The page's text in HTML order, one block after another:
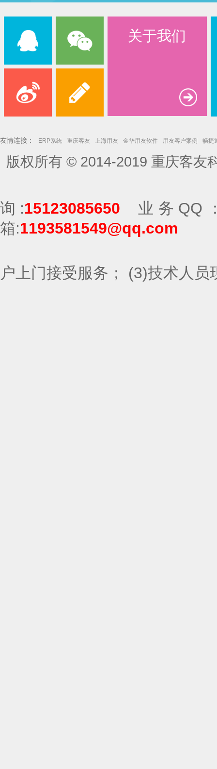
关于我们
友情连接： ERP系统 重庆客友 上海用友 金华用友软件 用友客户案例 畅捷
版权所有 © 2014-2019重庆客友
询:15123085650 业务 QQ
箱:1193581549@qq.com
户上门接受服务； (3)技术人